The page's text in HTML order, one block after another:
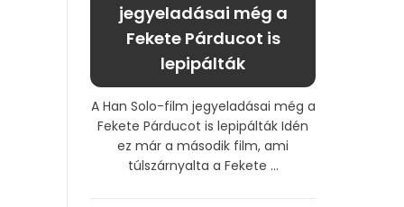
jegyeladásai még a
Fekete Párducot is
lepipálták
A Han Solo-film jegyeladásai még a
Fekete Párducot is lepipálták Idén
ez már a második film, ami
túlszárnyalta a Fekete ...